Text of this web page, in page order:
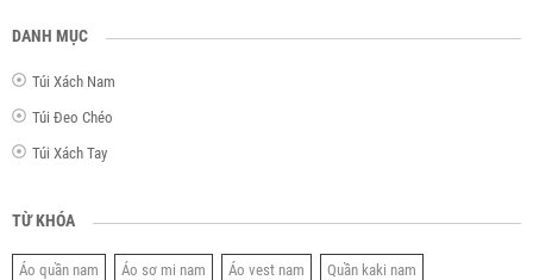
DANH MỤC
Túi Xách Nam
Túi Đeo Chéo
Túi Xách Tay
TỪ KHÓA
Áo quần nam Áo sơ mi nam Áo vest nam Quần kaki nam